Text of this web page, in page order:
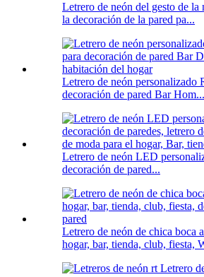
Letrero de neón del gesto de la
la decoración de la pared pa...
Letrero de neón personalizado
decoración de pared Bar Hom...
Letrero de neón LED
decoración de pared...
Letrero de neón de chica boca
hogar, bar, tienda, club, fiesta,